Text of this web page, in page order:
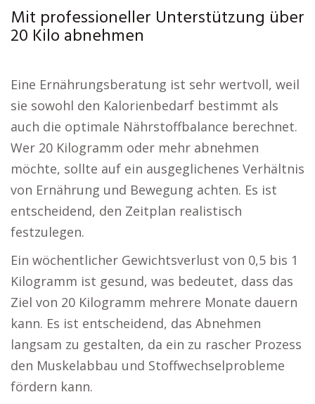
Mit professioneller Unterstützung über
20 Kilo abnehmen
Eine Ernährungsberatung ist sehr wertvoll, weil
sie sowohl den Kalorienbedarf bestimmt als
auch die optimale Nährstoffbalance berechnet.
Wer 20 Kilogramm oder mehr abnehmen
möchte, sollte auf ein ausgeglichenes Verhältnis
von Ernährung und Bewegung achten. Es ist
entscheidend, den Zeitplan realistisch
festzulegen.
Ein wöchentlicher Gewichtsverlust von 0,5 bis 1
Kilogramm ist gesund, was bedeutet, dass das
Ziel von 20 Kilogramm mehrere Monate dauern
kann. Es ist entscheidend, das Abnehmen
langsam zu gestalten, da ein zu rascher Prozess
den Muskelabbau und Stoffwechselprobleme
fördern kann.